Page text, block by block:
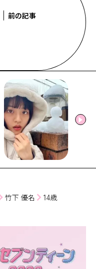
前の記事
竹下 優名 14歳